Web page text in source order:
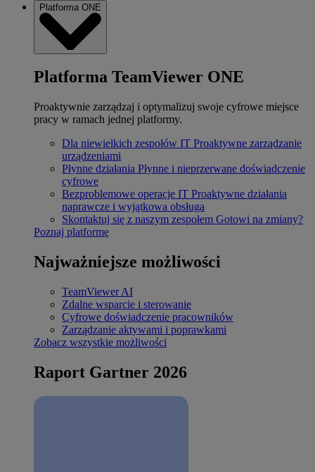
Platforma ONE
Platforma TeamViewer ONE
Proaktywnie zarządzaj i optymalizuj swoje cyfrowe miejsce
pracy w ramach jednej platformy.
Dla niewielkich zespołów IT Proaktywne zarządzanie
urządzeniami
Płynne działania Płynne i nieprzerwane doświadczenie
cyfrowe
Bezproblemowe operacje IT Proaktywne działania
naprawcze i wyjątkowa obsługa
Skontaktuj się z naszym zespołem Gotowi na zmiany?
Poznaj platformę
Najważniejsze możliwości
TeamViewer AI
Zdalne wsparcie i sterowanie
Cyfrowe doświadczenie pracowników
Zarządzanie aktywami i poprawkami
Zobacz wszystkie możliwości
Raport Gartner 2026